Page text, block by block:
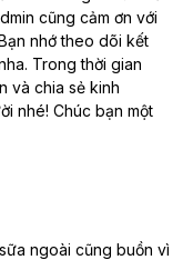
cũng cảm ơn với
nhớ theo dõi kết
Trong thời gian
và chia sẻ kinh
nhé! Chúc bạn một
ngoài cũng buồn vì